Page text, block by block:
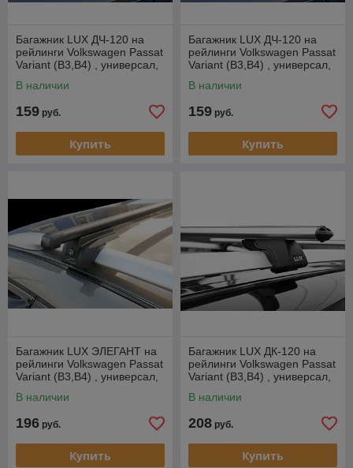
Багажник LUX ДЧ-120 на
рейлинги Volkswagen Passat
Variant (B3,B4) , универсал,
В наличии
159 руб.
Купить
Багажник LUX ДЧ-120 на
рейлинги Volkswagen Passat
Variant (B3,B4) , универсал,
В наличии
159 руб.
Купить
Багажник LUX ЭЛЕГАНТ на
рейлинги Volkswagen Passat
Variant (B3,B4) , универсал,
В наличии
196 руб.
Купить
Багажник LUX ДК-120 на
рейлинги Volkswagen Passat
Variant (B3,B4) , универсал,
В наличии
208 руб.
Купить